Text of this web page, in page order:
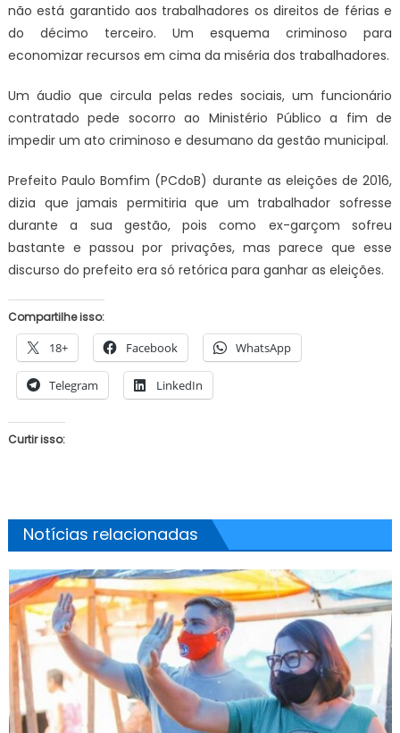
não está garantido aos trabalhadores os direitos de férias e
do décimo terceiro. Um esquema criminoso para
economizar recursos em cima da miséria dos trabalhadores.
Um áudio que circula pelas redes sociais, um funcionário
contratado pede socorro ao Ministério Público a fim de
impedir um ato criminoso e desumano da gestão municipal.
Prefeito Paulo Bomfim (PCdoB) durante as eleições de 2016,
dizia que jamais permitiria que um trabalhador sofresse
durante a sua gestão, pois como ex-garçom sofreu
bastante e passou por privações, mas parece que esse
discurso do prefeito era só retórica para ganhar as eleições.
Compartilhe isso:
18+ Facebook WhatsApp
Telegram LinkedIn
Curtir isso:
Notícias relacionadas